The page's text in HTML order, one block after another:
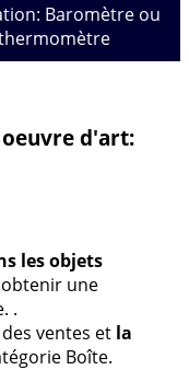
Baromètre ou
d'art:
les objets
une
.
ventes et la
Boîte.